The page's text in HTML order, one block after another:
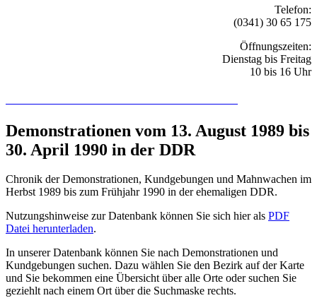
Telefon:
(0341) 30 65 175
Öffnungszeiten:
Dienstag bis Freitag
10 bis 16 Uhr
Demonstrationen vom 13. August 1989 bis
30. April 1990 in der DDR
Chronik der Demonstrationen, Kundgebungen und Mahnwachen im
Herbst 1989 bis zum Frühjahr 1990 in der ehemaligen DDR.
Nutzungshinweise zur Datenbank können Sie sich hier als PDF
Datei herunterladen.
In unserer Datenbank können Sie nach Demonstrationen und
Kundgebungen suchen. Dazu wählen Sie den Bezirk auf der Karte
und Sie bekommen eine Übersicht über alle Orte oder suchen Sie
geziehlt nach einem Ort über die Suchmaske rechts.